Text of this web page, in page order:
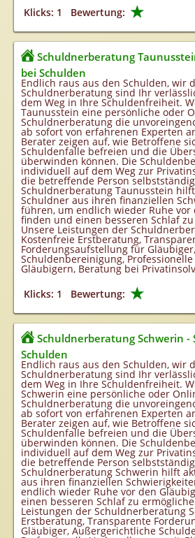
Klicks: 1
Bewertung: ★
Schuldnerberatung
bei Schulden
Endlich raus aus den Schulden, wir
Schuldnerberatung sind Ihr
dem Weg in Ihre Schuldenfreiheit.
Taunusstein eine persönliche oder
Schuldnerberatung die
ab sofort von erfahrenen Experten
Berater zeigen auf, wie Betroffene
Schuldenfalle befreien und die
überwinden können. Die
individuell auf dem Weg zur
die betreffende Person
Schuldnerberatung Taunusstein
Schuldner aus ihren finanziellen
führen, um endlich wieder Ruhe vor
finden und einen besseren Schlaf
Unsere Leistungen der
Kostenfreie Erstberatung,
Forderungsaufstellung für
Schuldenbereinigung,
Gläubigern, Beratung bei
Klicks: 1
Bewertung: ★
Schuldnerberatung Schwerin -
Schulden
Endlich raus aus den Schulden, wir
Schuldnerberatung sind Ihr
dem Weg in Ihre Schuldenfreiheit.
Schwerin eine persönliche oder
Schuldnerberatung die
ab sofort von erfahrenen Experten
Berater zeigen auf, wie Betroffene
Schuldenfalle befreien und die
überwinden können. Die
individuell auf dem Weg zur
die betreffende Person
Schuldnerberatung Schwerin hilft
aus ihren finanziellen
endlich wieder Ruhe vor den
einen besseren Schlaf zu
Leistungen der Schuldnerberatung
Erstberatung, Transparente
Gläubiger, Außergerichtliche